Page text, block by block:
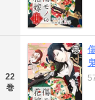
22
巻